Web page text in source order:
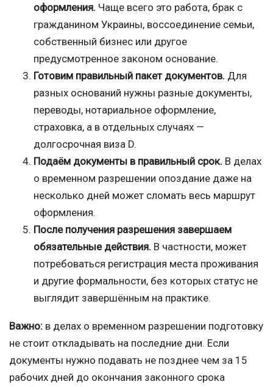
оформления. Чаще всего это работа, брак с
гражданином Украины, воссоединение семьи,
собственный бизнес или другое
предусмотренное законом основание.
Готовим правильный пакет документов. Для
разных оснований нужны разные документы,
переводы, нотариальное оформление,
страховка, а в отдельных случаях —
долгосрочная виза D.
Подаём документы в правильный срок. В делах
о временном разрешении опоздание даже на
несколько дней может сломать весь маршрут
оформления.
После получения разрешения завершаем
обязательные действия. В частности, может
потребоваться регистрация места проживания
и другие формальности, без которых статус не
выглядит завершённым на практике.
Важно: в делах о временном разрешении подготовку
не стоит откладывать на последние дни. Если
документы нужно подавать не позднее чем за 15
рабочих дней до окончания законного срока